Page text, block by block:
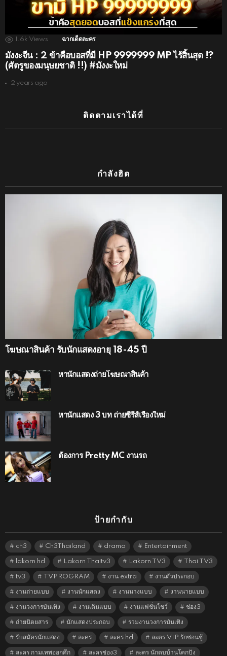
1.6k Views ฉากเด็ดละคร
มังงะจีน : 2 ข้าคือบอสที่มี HP 9999999 MP ไร้สิ้นสุด !?
(ศัตรูของมนุษยชาติ !!) #มังงะใหม่
2 years ago
ติดตามเราได้ที่
กำลังฮิต
โฆษณาสินค้า รับนักแสดงอายุ 18-45 ปี
หานักแสดงถ่ายโฆษณาสินค้า
หานักแสดง 3 บท ถ่ายซีรีส์เรื่องใหม่
ต้องการ Pretty MC งานรถ
ป้ายกำกับ
ch3 Ch3Thailand drama Entertainment
lakorn hd Lakorn Thaitv3 Lakorn TV3 Thai TV3
tv3 TVPROGRAM งาน extra งานตัวประกอบ
งานถ่ายแบบ งานนักแสดง งานนางแบบ งานนายแบบ
งานวงการบันเทิง งานเดินแบบ งานแฟชั่นโชว์ ช่อง3
ถ่ายนิตยสาร นักแสดงประกอบ รวมงานวงการบันเทิง
รับสมัครนักแสดง ละคร ละคร hd ละคร VIP รักซ่อนชู้
ละคร กามเทพออกศึก ละครช่อง3 ละคร นักตบบ้านโคกปัง